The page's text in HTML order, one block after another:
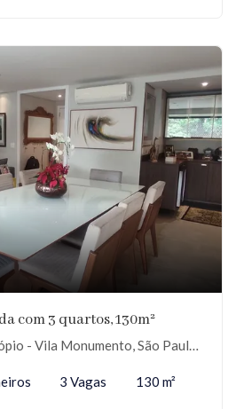
com 3 quartos, 130m²
- Vila Monumento, São Paulo-SP
3 Vagas 130 m²